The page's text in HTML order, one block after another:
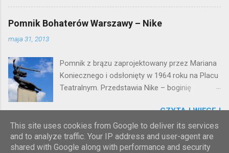
pracowników Elektrowni Warszawskiej. Ten
okazały budynek wyszedł bez szwanku z II
wojny światowej. Lokalizacja: Śródmieście
Pomnik Bohaterów Warszawy – Nike
maja 31, 2013
Pomnik z brązu zaprojektowany przez Mariana
Koniecznego i odsłonięty w 1964 roku na Placu
Teatralnym. Przedstawia Nike – boginię
Przy tworzeniu rysów twarzy rzeźbiarzowi
pozowała jego córka (inne źródła podają córkę
architekta J. Tarczyńskiego) – stąd Nike ma
twarz dziewczynki. W 1997 roku, w związku z
CZYTAJ WIĘCEJ
This site uses cookies from Google to deliver its services
and to analyze traffic. Your IP address and user-agent are
shared with Google along with performance and security